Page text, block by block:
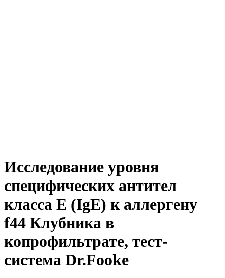
Исследование уровня
специфических антител
класса E (IgE) к аллергену
f44 Клубника в
копрофильтрате, тест-
система Dr.Fooke